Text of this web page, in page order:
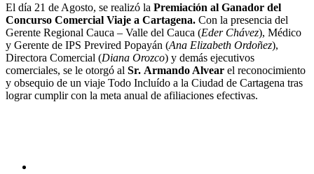
El día 21 de Agosto, se realizó la Premiación al Ganador del
Concurso Comercial Viaje a Cartagena. Con la presencia del
Gerente Regional Cauca – Valle del Cauca (Eder Chávez), Médico
y Gerente de IPS Previred Popayán (Ana Elizabeth Ordoñez),
Directora Comercial (Diana Orozco) y demás ejecutivos
comerciales, se le otorgó al Sr. Armando Alvear el reconocimiento
y obsequio de un viaje Todo Incluído a la Ciudad de Cartagena tras
lograr cumplir con la meta anual de afiliaciones efectivas.